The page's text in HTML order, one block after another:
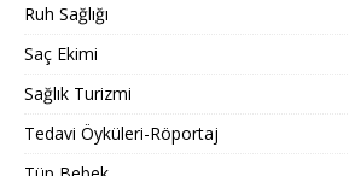
Ruh Sağlığı
Saç Ekimi
Sağlık Turizmi
Tedavi Öyküleri-Röportaj